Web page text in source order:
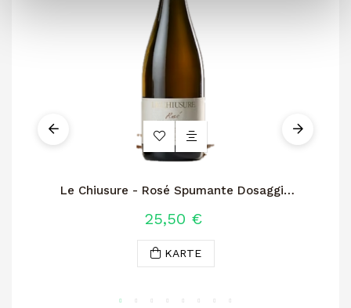
Le Chiusure - Rosé Spumante Dosaggio
25,50 €
KARTE